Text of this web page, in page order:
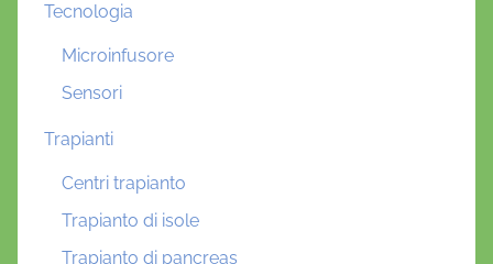
Tecnologia
Microinfusore
Sensori
Trapianti
Centri trapianto
Trapianto di isole
Trapianto di pancreas